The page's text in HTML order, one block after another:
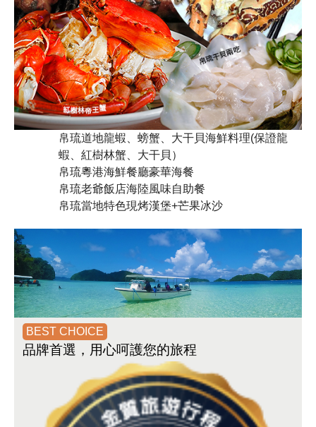
帛琉道地龍蝦、螃蟹、大干貝海鮮料理(保證龍
蝦、紅樹林蟹、大干貝）
帛琉粵港海鮮餐廳豪華海餐
帛琉老爺飯店海陸風味自助餐
帛琉當地特色現烤漢堡+芒果冰沙
BEST CHOICE
品牌首選 ，用心呵護您的旅程